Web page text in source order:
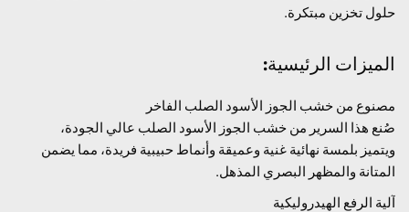
حلول تخزين مبتكرة.
الميزات الرئيسية:
مصنوع من خشب الجوز الأسود الصلب الفاخر
صُنع هذا السرير من خشب الجوز الأسود الصلب عالي الجودة،
ويتميز بلمسة نهائية غنية وعميقة وأنماط حبيبية فريدة، مما يضمن
المتانة والمظهر البصري المذهل.
آلية الرفع الهيدروليكية